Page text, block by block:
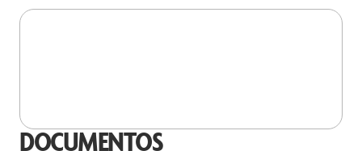
DOCUMENTOS